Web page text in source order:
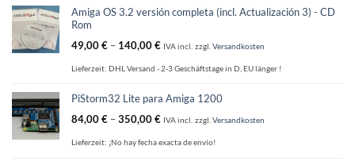
Amiga OS 3.2 versión completa (incl. Actualización 3) - CD
Rom
49,00€ – 140,00€ IVA incl. zzgl. Versandkosten
Lieferzeit: DHL Versand - 2-3 Geschäftstage in D, EU länger !
PiStorm32 Lite para Amiga 1200
84,00€ –350,00€ IVA incl. zzgl. Versandkosten
Lieferzeit: ¡No hay fecha exacta de envío!